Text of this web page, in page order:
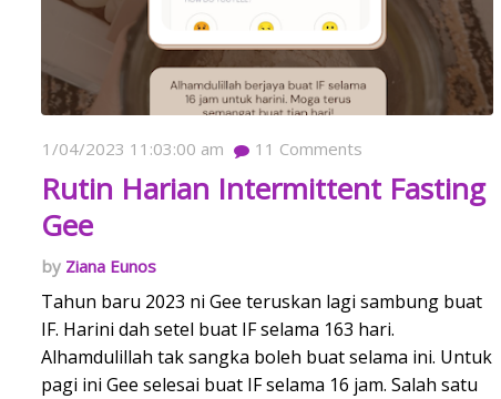
1/04/2023 11:03:00 am 11 Comments
Rutin Harian Intermittent Fasting
Gee
Ziana Eunos
Tahun baru 2023 ni Gee teruskan lagi sambung buat
IF. Harini dah setel buat IF selama 163 hari.
Alhamdulillah tak sangka boleh buat selama ini. Untuk
pagi ini Gee selesai buat IF selama 16 jam. Salah satu